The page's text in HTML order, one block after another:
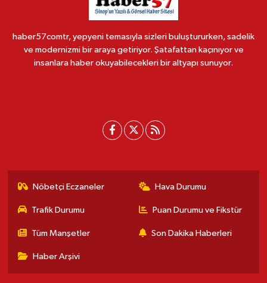
haber57comtr, yepyeni temasıyla sizleri buluştururken, sadelik
ve modernizmi bir araya getiriyor. Şatafattan kaçınıyor ve
insanlara haber okuyabilecekleri bir altyapı sunuyor.
Nöbetçi Eczaneler Hava Durumu
Trafik Durumu Puan Durumu ve Fikstür
Tüm Manşetler Son Dakika Haberleri
Haber Arşivi